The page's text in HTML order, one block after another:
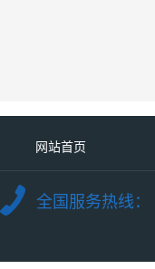
网站首页
全国服务热线：